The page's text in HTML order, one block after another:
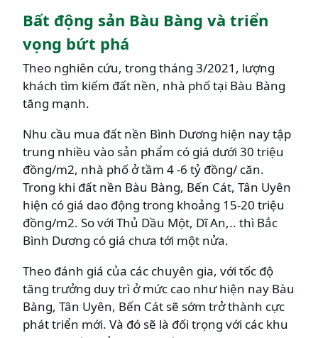
Bất động sản Bàu Bàng và triển
vọng bứt phá
Theo nghiên cứu, trong tháng 3/2021, lượng
khách tìm kiếm đất nền, nhà phố tại Bàu Bàng
tăng mạnh.
Nhu cầu mua đất nền Bình Dương hiện nay tập
trung nhiều vào sản phẩm có giá dưới 30 triệu
đồng/m2, nhà phố ở tầm 4 -6 tỷ đồng/ căn.
Trong khi đất nền Bàu Bàng, Bến Cát, Tân Uyên
hiện có giá dao động trong khoảng 15-20 triệu
đồng/m2. So với Thủ Dầu Một, Dĩ An,.. thì Bắc
Bình Dương có giá chưa tới một nửa.
Theo đánh giá của các chuyên gia, với tốc độ
tăng trưởng duy trì ở mức cao như hiện nay Bàu
Bàng, Tân Uyên, Bến Cát sẽ sớm trở thành cực
phát triển mới. Và đó sẽ là đối trọng với các khu